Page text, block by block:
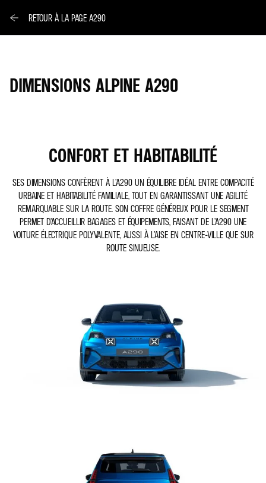
RETOUR À LA PAGE A290
DIMENSIONS ALPINE A290
CONFORT ET HABITABILITÉ
SES DIMENSIONS CONFÈRENT À L’A290 UN ÉQUILIBRE IDÉAL ENTRE COMPACITÉ
URBAINE ET HABITABILITÉ FAMILIALE, TOUT EN GARANTISSANT UNE AGILITÉ
REMARQUABLE SUR LA ROUTE. SON COFFRE GÉNÉREUX POUR LE SEGMENT
PERMET D’ACCUEILLIR BAGAGES ET ÉQUIPEMENTS, FAISANT DE L’A290 UNE
VOITURE ÉLECTRIQUE POLYVALENTE, AUSSI À L’AISE EN CENTRE-VILLE QUE SUR
ROUTE SINUEUSE.